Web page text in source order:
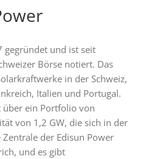
gegründet und ist seit
Börse notiert. Das
in der Schweiz,
Italien und Portugal.
über ein Portfolio von
von 1,2 GW, die sich in der
der Edisun Power
und es gibt